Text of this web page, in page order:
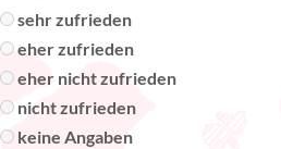
sehr zufrieden
eher zufrieden
eher nicht zufrieden
nicht zufrieden
keine Angaben